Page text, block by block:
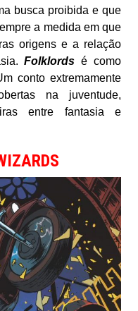
busca proibida e que
a medida em que
origens e a relação
Folklords é como
conto extremamente
na juventude,
entre fantasia e